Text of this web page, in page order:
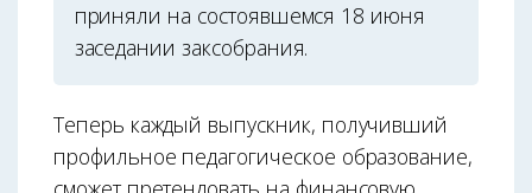
приняли на состоявшемся 18 июня
заседании заксобрания.
Теперь каждый выпускник, получивший
профильное педагогическое образование,